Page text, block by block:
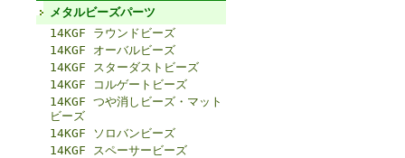
メタルビーズパーツ
14KGF ラウンドビーズ
14KGF オーバルビーズ
14KGF スターダストビーズ
14KGF コルゲートビーズ
14KGF つや消しビーズ・マット
ビーズ
14KGF ソロバンビーズ
14KGF スペーサービーズ